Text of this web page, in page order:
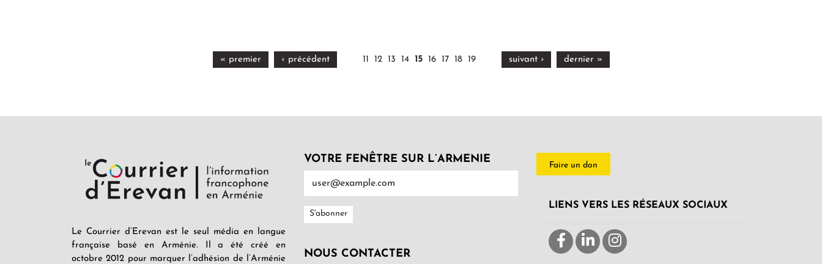
« premier ‹ précédent 11 12 13 14 15 16 17 18 19 suivant › dernier »
Le Courrier d’Erevan est le seul média en langue
française basé en Arménie. Il a été créé en
octobre 2012 pour marquer l’adhésion de l’Arménie
VOTRE FENÊTRE SUR L’ARMENIE
NOUS CONTACTER
Faire un don
LIENS VERS LES RÉSEAUX SOCIAUX